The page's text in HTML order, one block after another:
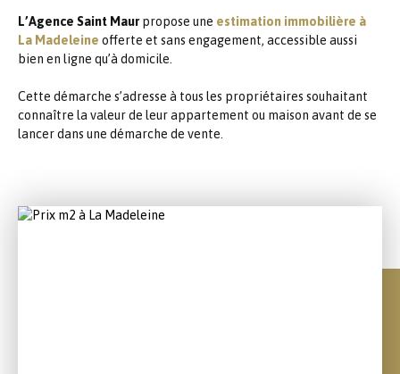
L’Agence Saint Maurpropose une estimation immobilière à
La Madeleine offerte et sans engagement, accessible aussi
bien en ligne qu’à domicile.
Cette démarche s’adresse à tous les propriétaires souhaitant
connaître la valeur de leur appartement ou maison avant de se
lancer dans une démarche de vente.